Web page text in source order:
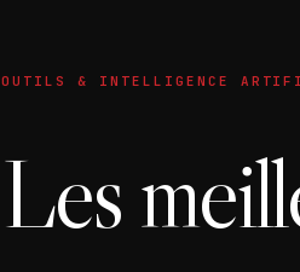
OUTILS & INTELLIGENCE
Les